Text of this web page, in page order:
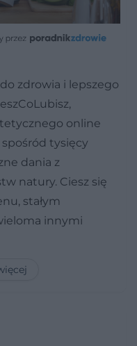
zdrowia i lepszego
online
tysięcy
dania z
natury. Ciesz się
stałym
innymi